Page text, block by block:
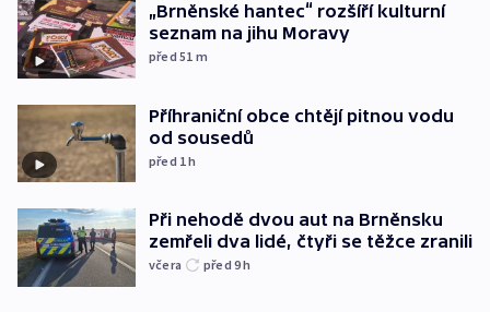
„Brněnské hantec“ rozšíří kulturní
seznam na jihu Moravy
před 51 m
Příhraniční obce chtějí pitnou vodu
od sousedů
před 1h
Při nehodě dvou aut na Brněnsku
zemřeli dva lidé, čtyři se těžce zranili
včera před 9h